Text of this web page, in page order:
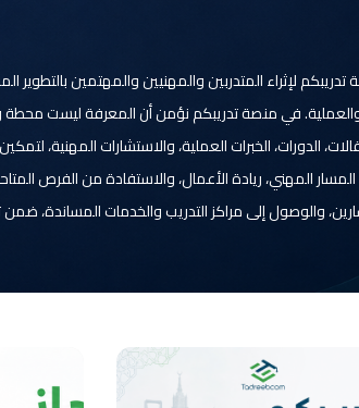
لإثراء المتدربين والمهنيين والمهتمين
في منصة تدريبكم نؤمن أن المعرفة ليست
الدورات، الخبرات العملية، والاستشارات المهنية،
المسار المهني، ريادة الأعمال، والاستفادة من
والوصول إلى مراكز التدريب والخدمات المساندة،